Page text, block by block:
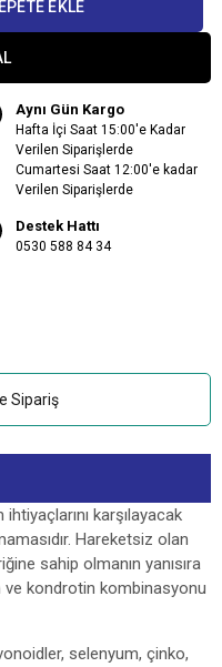
Aynı Gün Kargo
Hafta İçi Saat 15:00'e Kadar
Verilen Siparişlerde
Cumartesi Saat 12:00'e kadar
Verilen Siparişlerde
Destek Hattı
0530 588 84 34
Sipariş
karşılayacak
Hareketsiz olan
sahip olmanın yanısıra
ve kondrotin kombinasyonu
selenyum, çinko,